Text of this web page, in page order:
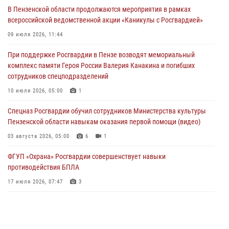
В Пензе сотрудники Росгвардии задержали мужчину, который
дома
03 августа 2026, 05:59
Росгвардейцы Пензенской области отмечают 35-летие дежурной
03 августа 2026, 05:15
В Пензенской области продолжаются мероприятия в рамках
всероссийской ведомственной акции «Каникулы с Росгвардией»
09 июля 2026, 11:44
При поддержке Росгвардии в Пензе возводят мемориальный
комплекс памяти Героя России Валерия Канакина и погибших
сотрудников спецподразделений
10 июля 2026, 05:00 1
Спецназ Росгвардии обучил сотрудников Министерства культуры
Пензенской области навыкам оказания первой помощи (видео)
03 августа 2026, 05:00 6 1
ФГУП «Охрана» Росгвардии совершенствует навыки
противодействия БПЛА
17 июля 2026, 07:47 3